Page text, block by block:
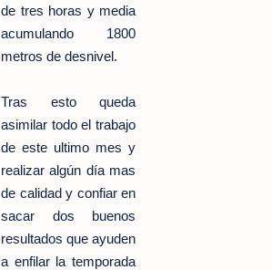
de tres horas y media
acumulando 1800
metros de desnivel.
Tras esto queda
asimilar todo el trabajo
de este ultimo mes y
realizar algún día mas
de calidad y confiar en
sacar dos buenos
resultados que ayuden
a enfilar la temporada